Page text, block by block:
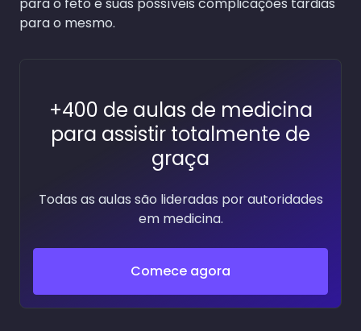
para o feto e suas possíveis complicações tardias
para o mesmo.
+400 de aulas de medicina
para assistir totalmente de
graça
Todas as aulas são lideradas por autoridades
em medicina.
Comece agora